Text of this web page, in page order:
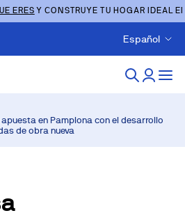
ERES Y CONSTRUYE TU HOGAR IDEAL
Español
en Pamplona con el desarrollo
de obra nueva